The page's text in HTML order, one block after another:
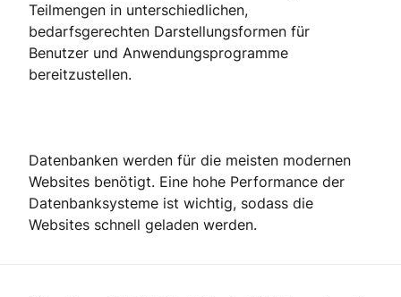
Teilmengen in unterschiedlichen,
bedarfsgerechten Darstellungsformen für
Benutzer und Anwendungsprogramme
bereitzustellen.
Datenbanken werden für die meisten modernen
Websites benötigt. Eine hohe Performance der
Datenbanksysteme ist wichtig, sodass die
Websites schnell geladen werden.